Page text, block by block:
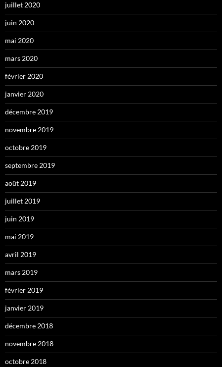
juillet 2020
juin 2020
mai 2020
mars 2020
février 2020
janvier 2020
décembre 2019
novembre 2019
octobre 2019
septembre 2019
août 2019
juillet 2019
juin 2019
mai 2019
avril 2019
mars 2019
février 2019
janvier 2019
décembre 2018
novembre 2018
octobre 2018